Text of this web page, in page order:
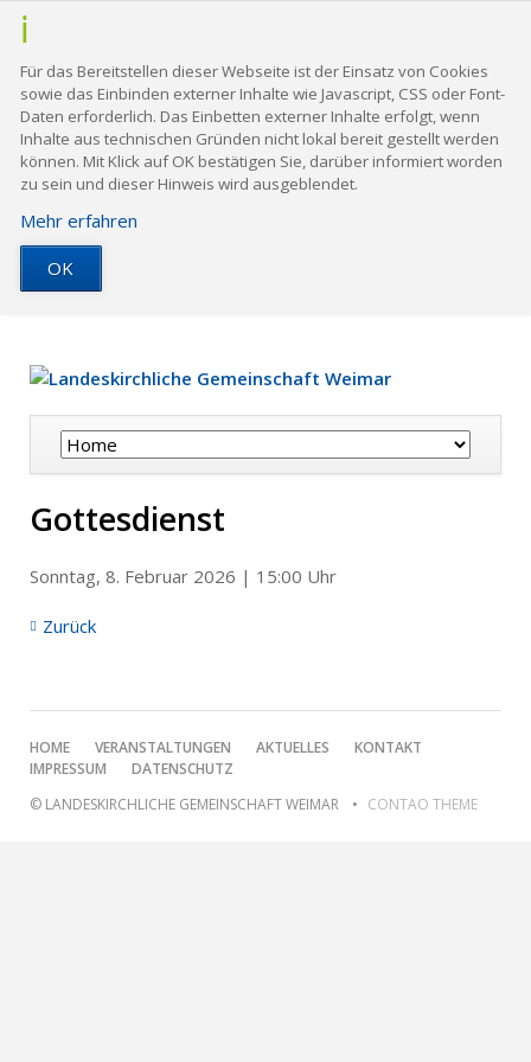
Für das Bereitstellen dieser Webseite ist der Einsatz von Cookies
sowie das Einbinden externer Inhalte wie Javascript, CSS oder Font-
Daten erforderlich. Das Einbetten externer Inhalte erfolgt, wenn
Inhalte aus technischen Gründen nicht lokal bereit gestellt werden
können. Mit Klick auf OK bestätigen Sie, darüber informiert worden
zu sein und dieser Hinweis wird ausgeblendet.
Mehr erfahren
OK
Navigation
Gottesdienst
Sonntag, 8. Februar 2026 | 15:00 Uhr
Zurück
NAVIGATION
ÜBERSPRINGEN
HOME VERANSTALTUNGEN AKTUELLES
KONTAKT
IMPRESSUM
DATENSCHUTZ
© LANDESKIRCHLICHE GEMEINSCHAFT WEIMAR
CONTAO THEME